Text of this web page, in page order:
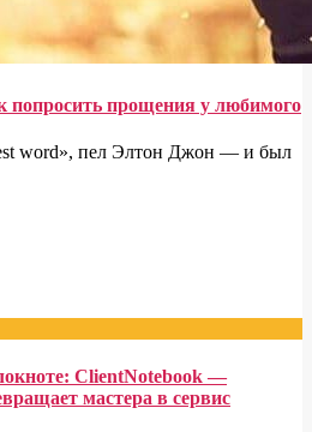
попросить прощения у любимого
word», пел Элтон Джон — и был
ClientNotebook —
мастера в сервис